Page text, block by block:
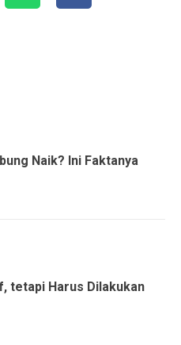
Naik? Ini Faktanya
tetapi Harus Dilakukan